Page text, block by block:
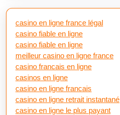
casino en ligne france légal
casino fiable en ligne
casino fiable en ligne
meilleur casino en ligne france
casino francais en ligne
casinos en ligne
casino en ligne francais
casino en ligne retrait instantané
casino en ligne le plus payant